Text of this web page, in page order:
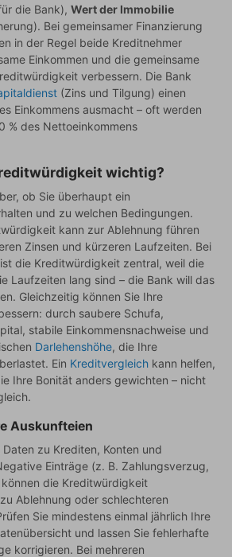
die Bank), Wert der Immobilie
Bei gemeinsamer Finanzierung
in der Regel beide Kreditnehmer
Einkommen und die gemeinsame
verbessern. Die Bank
(Zins und Tilgung) einen
Einkommens ausmacht – oft werden
% des Nettoeinkommens
wichtig?
ob Sie überhaupt ein
und zu welchen Bedingungen.
kann zur Ablehnung führen
Zinsen und kürzeren Laufzeiten. Bei
die Kreditwürdigkeit zentral, weil die
Laufzeiten lang sind – die Bank will das
Gleichzeitig können Sie Ihre
durch saubere Schufa,
stabile Einkommensnachweise und
Darlehenshöhe, die Ihre
Ein Kreditvergleich kann helfen,
Ihre Bonität anders gewichten – nicht
Auskunfteien
zu Krediten, Konten und
Einträge (z. B. Zahlungsverzug,
die Kreditwürdigkeit
Ablehnung oder schlechteren
Sie mindestens einmal jährlich Ihre
und lassen Sie fehlerhafte
korrigieren. Bei mehreren